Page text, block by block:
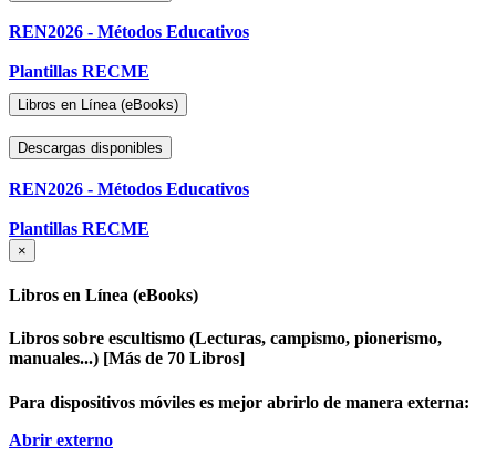
REN2026 - Métodos Educativos
Plantillas RECME
Libros en Línea (eBooks)
Descargas disponibles
REN2026 - Métodos Educativos
Plantillas RECME
×
Libros en Línea (eBooks)
Libros sobre escultismo (Lecturas, campismo, pionerismo,
manuales...) [Más de 70 Libros]
Para dispositivos móviles es mejor abrirlo de manera externa:
Abrir externo